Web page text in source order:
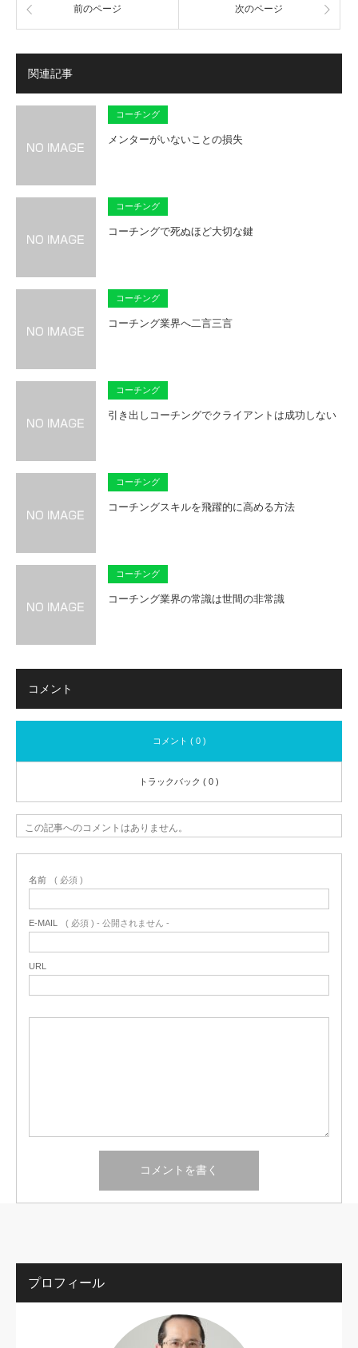
前のページ 次のページ
関連記事
コーチング
メンターがいないことの損失
コーチング
コーチングで死ぬほど大切な鍵
コーチング
コーチング業界へ二言三言
コーチング
引き出しコーチングでクライアントは成功しない
コーチング
コーチングスキルを飛躍的に高める方法
コーチング
コーチング業界の常識は世間の非常識
コメント
コメント ( 0 )
トラックバック ( 0 )
この記事へのコメントはありません。
名前 ( 必須 )
E-MAIL ( 必須 ) - 公開されません -
URL
プロフィール